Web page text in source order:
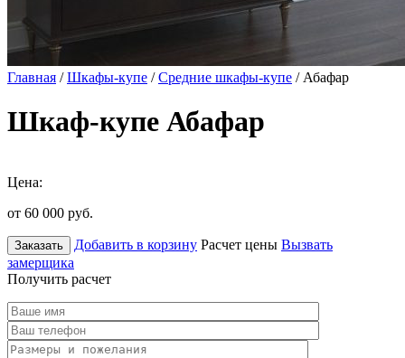
Главная /Шкафы-купе /Средние шкафы-купе / Абафар
Шкаф-купе Абафар
Цена:
от 60 000 руб.
Заказать Добавить в корзину Расчет цены Вызвать
замерщика
Получить расчет